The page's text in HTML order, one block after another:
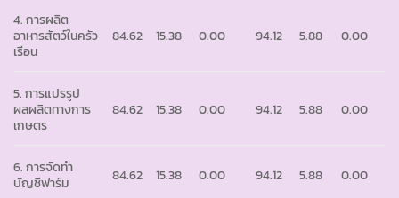
4. การผลิต
อาหารสัตว์ในครัว
เรือน
84.62 15.38 0.00 94.12 5.88 0.00
5. การแปรรูป
ผลผลิตทางการ
เกษตร
84.62 15.38 0.00 94.12 5.88 0.00
6. การจัดทำ
บัญชีฟาร์ม
84.62 15.38 0.00 94.12 5.88 0.00